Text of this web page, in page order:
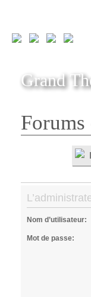
Grand
Forums
Nom d’utilisateur:
Mot de passe: